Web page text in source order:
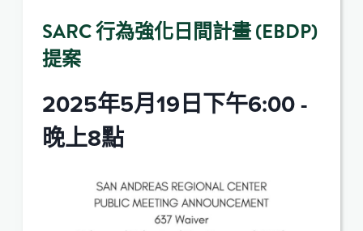
SARC 行為強化日間計畫 (EBDP)
提案
2025年5月19日下午6:00-
晚上8點